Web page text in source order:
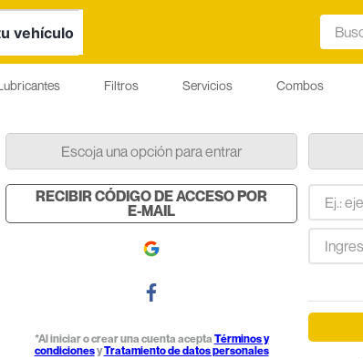
vehículo
Buscar
Filtros Servicios Combos
Escoja una opción para entrar
RECIBIR CÓDIGO DE ACCESO POR
E-MAIL
*Al iniciar o crear una cuenta aceptaTérminos y
condicionesyTratamiento de datos personales